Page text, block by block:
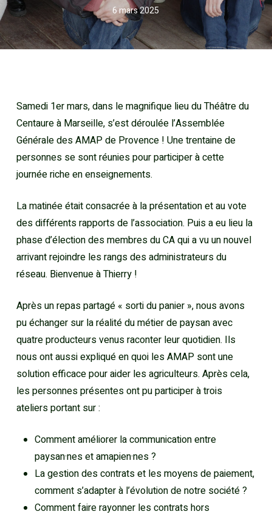
6 mars 2025
Samedi 1er mars, dans le magnifique lieu du Théâtre du
Centaure à Marseille, s’est déroulée l’Assemblée
Générale des AMAP de Provence ! Une trentaine de
personnes se sont réunies pour participer à cette
journée riche en enseignements.
La matinée était consacrée à la présentation et au vote
des différents rapports de l’association. Puis a eu lieu la
phase d’élection des membres du CA qui a vu un nouvel
arrivant rejoindre les rangs des administrateurs du
réseau. Bienvenue à Thierry !
Après un repas partagé « sorti du panier », nous avons
pu échanger sur la réalité du métier de paysan avec
quatre producteurs venus raconter leur quotidien. Ils
nous ont aussi expliqué en quoi les AMAP sont une
solution efficace pour aider les agriculteurs. Après cela,
les personnes présentes ont pu participer à trois
ateliers portant sur :
Comment améliorer la communication entre
paysan·nes et amapien·nes ?
La gestion des contrats et les moyens de paiement,
comment s’adapter à l’évolution de notre société ?
Comment faire rayonner les contrats hors